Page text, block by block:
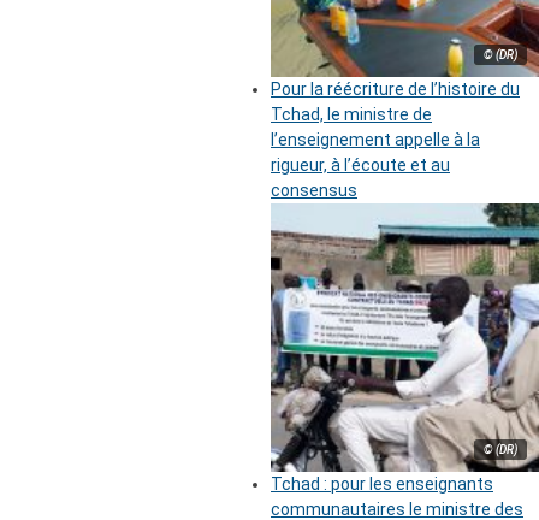
© (DR)
Pour la réécriture de l’histoire du
Tchad, le ministre de
l’enseignement appelle à la
rigueur, à l’écoute et au
consensus
© (DR)
Tchad : pour les enseignants
communautaires le ministre des